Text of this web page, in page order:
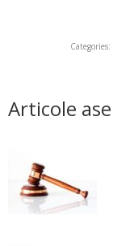
Categories:
Articole